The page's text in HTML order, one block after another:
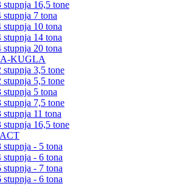
stupnja 16,5 tone
stupnja 7 tona
stupnja 10 tona
stupnja 14 tona
stupnja 20 tona
KUGLA
stupnja 3,5 tone
stupnja 5,5 tone
stupnja 5 tona
stupnja 7,5 tone
stupnja 11 tona
stupnja 16,5 tone
stupnja - 5 tona
stupnja - 6 tona
stupnja - 7 tona
stupnja - 6 tona